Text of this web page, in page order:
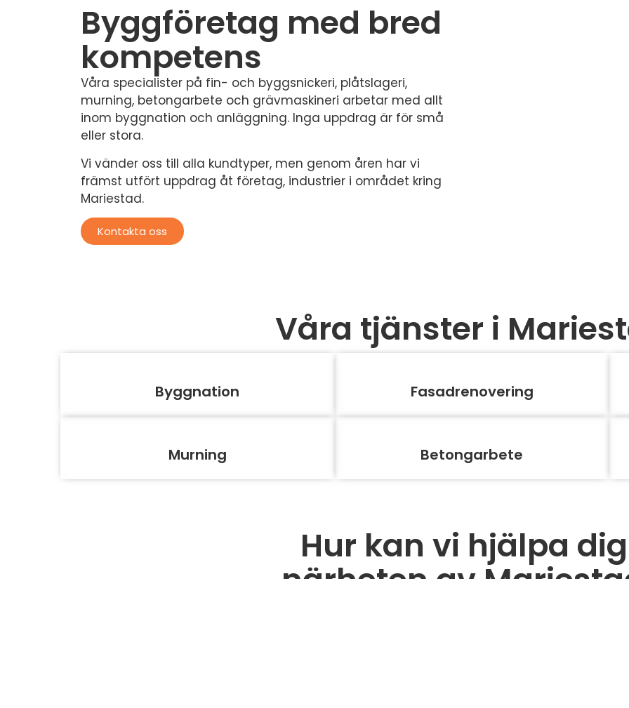
Byggföretag med bred
kompetens
Våra specialister på fin- och byggsnickeri, plåtslageri,
murning, betongarbete och grävmaskineri arbetar med allt
inom byggnation och anläggning. Inga uppdrag är för små
eller stora.
Vi vänder oss till alla kundtyper, men genom åren har vi
främst utfört uppdrag åt företag, industrier i området kring
Mariestad.
Kontakta oss
Våra tjänster i
Byggnation Fasadrenovering
Murning Betongarbete
Hur kan vi hjälpa
närheten av